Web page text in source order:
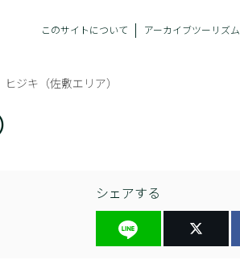
このサイトについて アーカイブツーリズム
ジキ（佐敷エリア）
シェアする